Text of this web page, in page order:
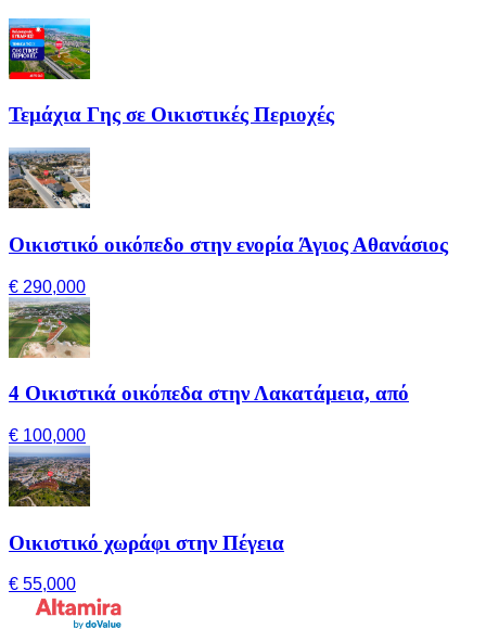
Τεμάχια Γης σε Οικιστικές Περιοχές
Οικιστικό οικόπεδο στην ενορία Άγιος Αθανάσιος
€ 290,000
4 Οικιστικά οικόπεδα στην Λακατάμεια, από
€ 100,000
Οικιστικό χωράφι στην Πέγεια
€ 55,000